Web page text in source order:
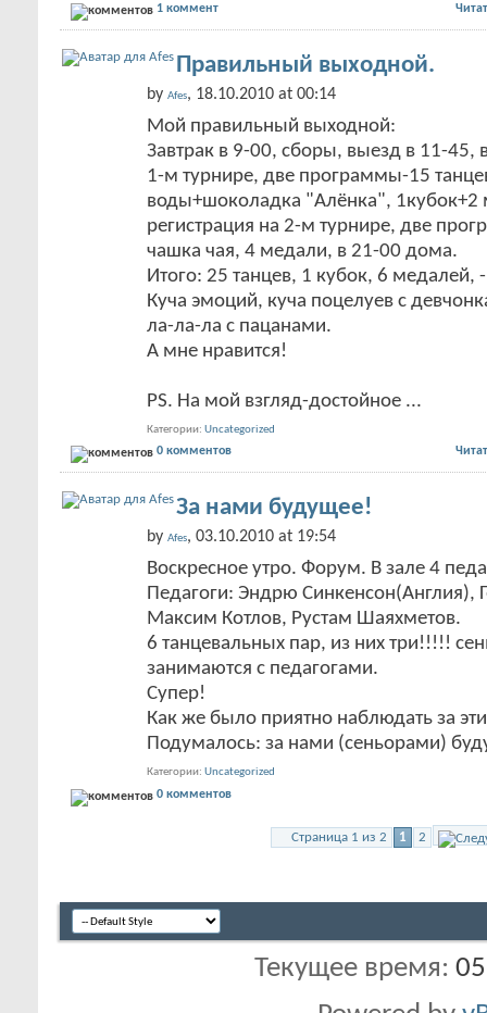
1 коммент
Правильный выходной.
by Afes, 18.10.2010 at 00:14
Мой правильный выходной:
Завтрак в 9-00, сборы, выезд в 11-45,
1-м турнире, две программы-15
воды+шоколадка "Алёнка", 1кубок+2
регистрация на 2-м турнире, две
чашка чая, 4 медали, в 21-00 дома.
Итого: 25 танцев, 1 кубок, 6 медалей, -
Куча эмоций, куча поцелуев с
ла-ла-ла с пацанами.
А мне нравится!
PS. На мой взгляд-достойное ...
Категории Uncategorized
0 комментов
За нами будущее!
by Afes, 03.10.2010 at 19:54
Воскресное утро. Форум. В зале 4
Педагоги: Эндрю Синкенсон(Англия),
Максим Котлов, Рустам Шаяхметов.
6 танцевальных пар, из них три!!!!!
занимаются с педагогами.
Супер!
Как же было приятно наблюдать за
Подумалось: за нами (сеньорами)
Категории Uncategorized
0 комментов
Страница 1 из 2 1 2
Текущее время: